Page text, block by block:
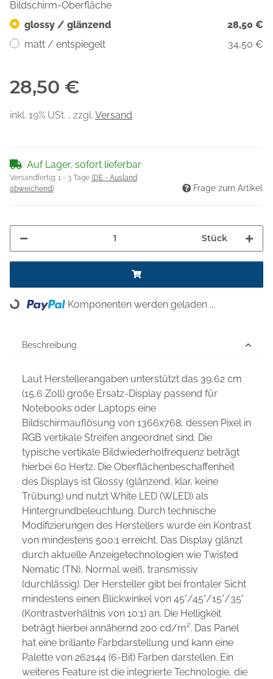
Bildschirm-Oberfläche
glossy / glänzend
28,50 €
matt / entspiegelt
34,50 €
28,50 €
inkl. 19% USt. , zzgl. Versand
Auf Lager, sofort lieferbar
Versandfertig: 1 - 3 Tage (DE - Ausland
abweichend)
Frage zum Artikel
Stück
Loading... Komponenten werden geladen ...
Beschreibung
Laut Herstellerangaben unterstützt das 39,62 cm
(15,6 Zoll) große Ersatz-Display passend für
Notebooks oder Laptops eine
Bildschirmauflösung von 1366x768, dessen Pixel in
RGB vertikale Streifen angeordnet sind. Die
typische vertikale Bildwiederholfrequenz beträgt
hierbei 60 Hertz. Die Oberflächenbeschaffenheit
des Displays ist Glossy (glänzend, klar, keine
Trübung) und nutzt White LED (WLED) als
Hintergrundbeleuchtung. Durch technische
Modifizierungen des Herstellers wurde ein Kontrast
von mindestens 500:1 erreicht. Das Display glänzt
durch aktuelle Anzeigetechnologien wie Twisted
Nematic (TN), Normal weiß, transmissiv
(durchlässig). Der Hersteller gibt bei frontaler Sicht
mindestens einen Blickwinkel von 45°/45°/15°/35°
(Kontrastverhältnis von 10:1) an. Die Helligkeit
beträgt hierbei annähernd 200 cd/m². Das Panel
hat eine brillante Farbdarstellung und kann eine
Palette von 262144 (6-Bit) Farben darstellen. Ein
weiteres Feature ist die integrierte Technologie, die